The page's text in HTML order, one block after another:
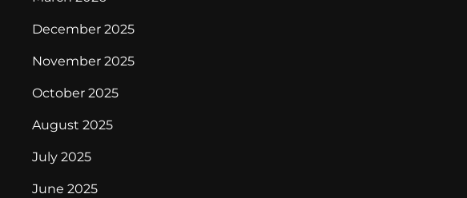
December 2025
November 2025
October 2025
August 2025
July 2025
June 2025